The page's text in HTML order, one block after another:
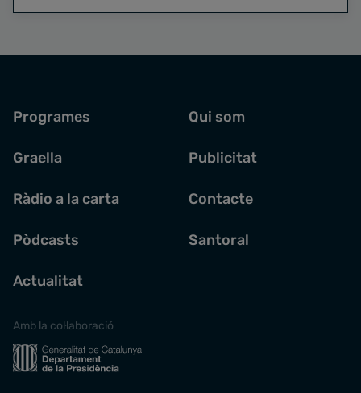
Programes
Graella
Ràdio a la carta
Pòdcasts
Actualitat
Qui som
Publicitat
Contacte
Santoral
Amb la col·laboració